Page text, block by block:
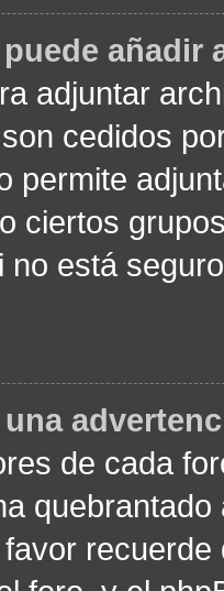
añadir
adjuntar
cedidos
permite
ciertos
no está
de cada